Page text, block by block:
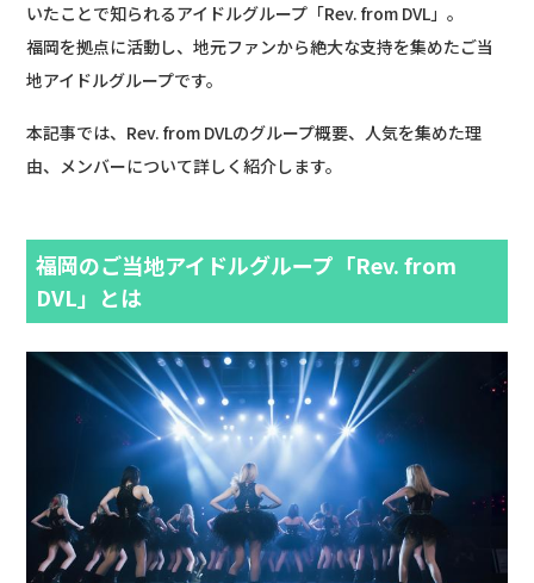
いたことで知られるアイドルグループ「Rev. from DVL」。
福岡を拠点に活動し、地元ファンから絶大な支持を集めたご当
地アイドルグループです。
本記事では、Rev. from DVLのグループ概要、人気を集めた理
由、メンバーについて詳しく紹介します。
福岡のご当地アイドルグループ「Rev. from
DVL」とは